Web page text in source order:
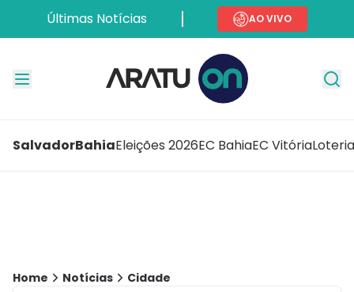
Últimas Notícias AO VIVO
SalvadorBahiaEleições 2026EC BahiaEC Vitória
Home Notícias Cidade